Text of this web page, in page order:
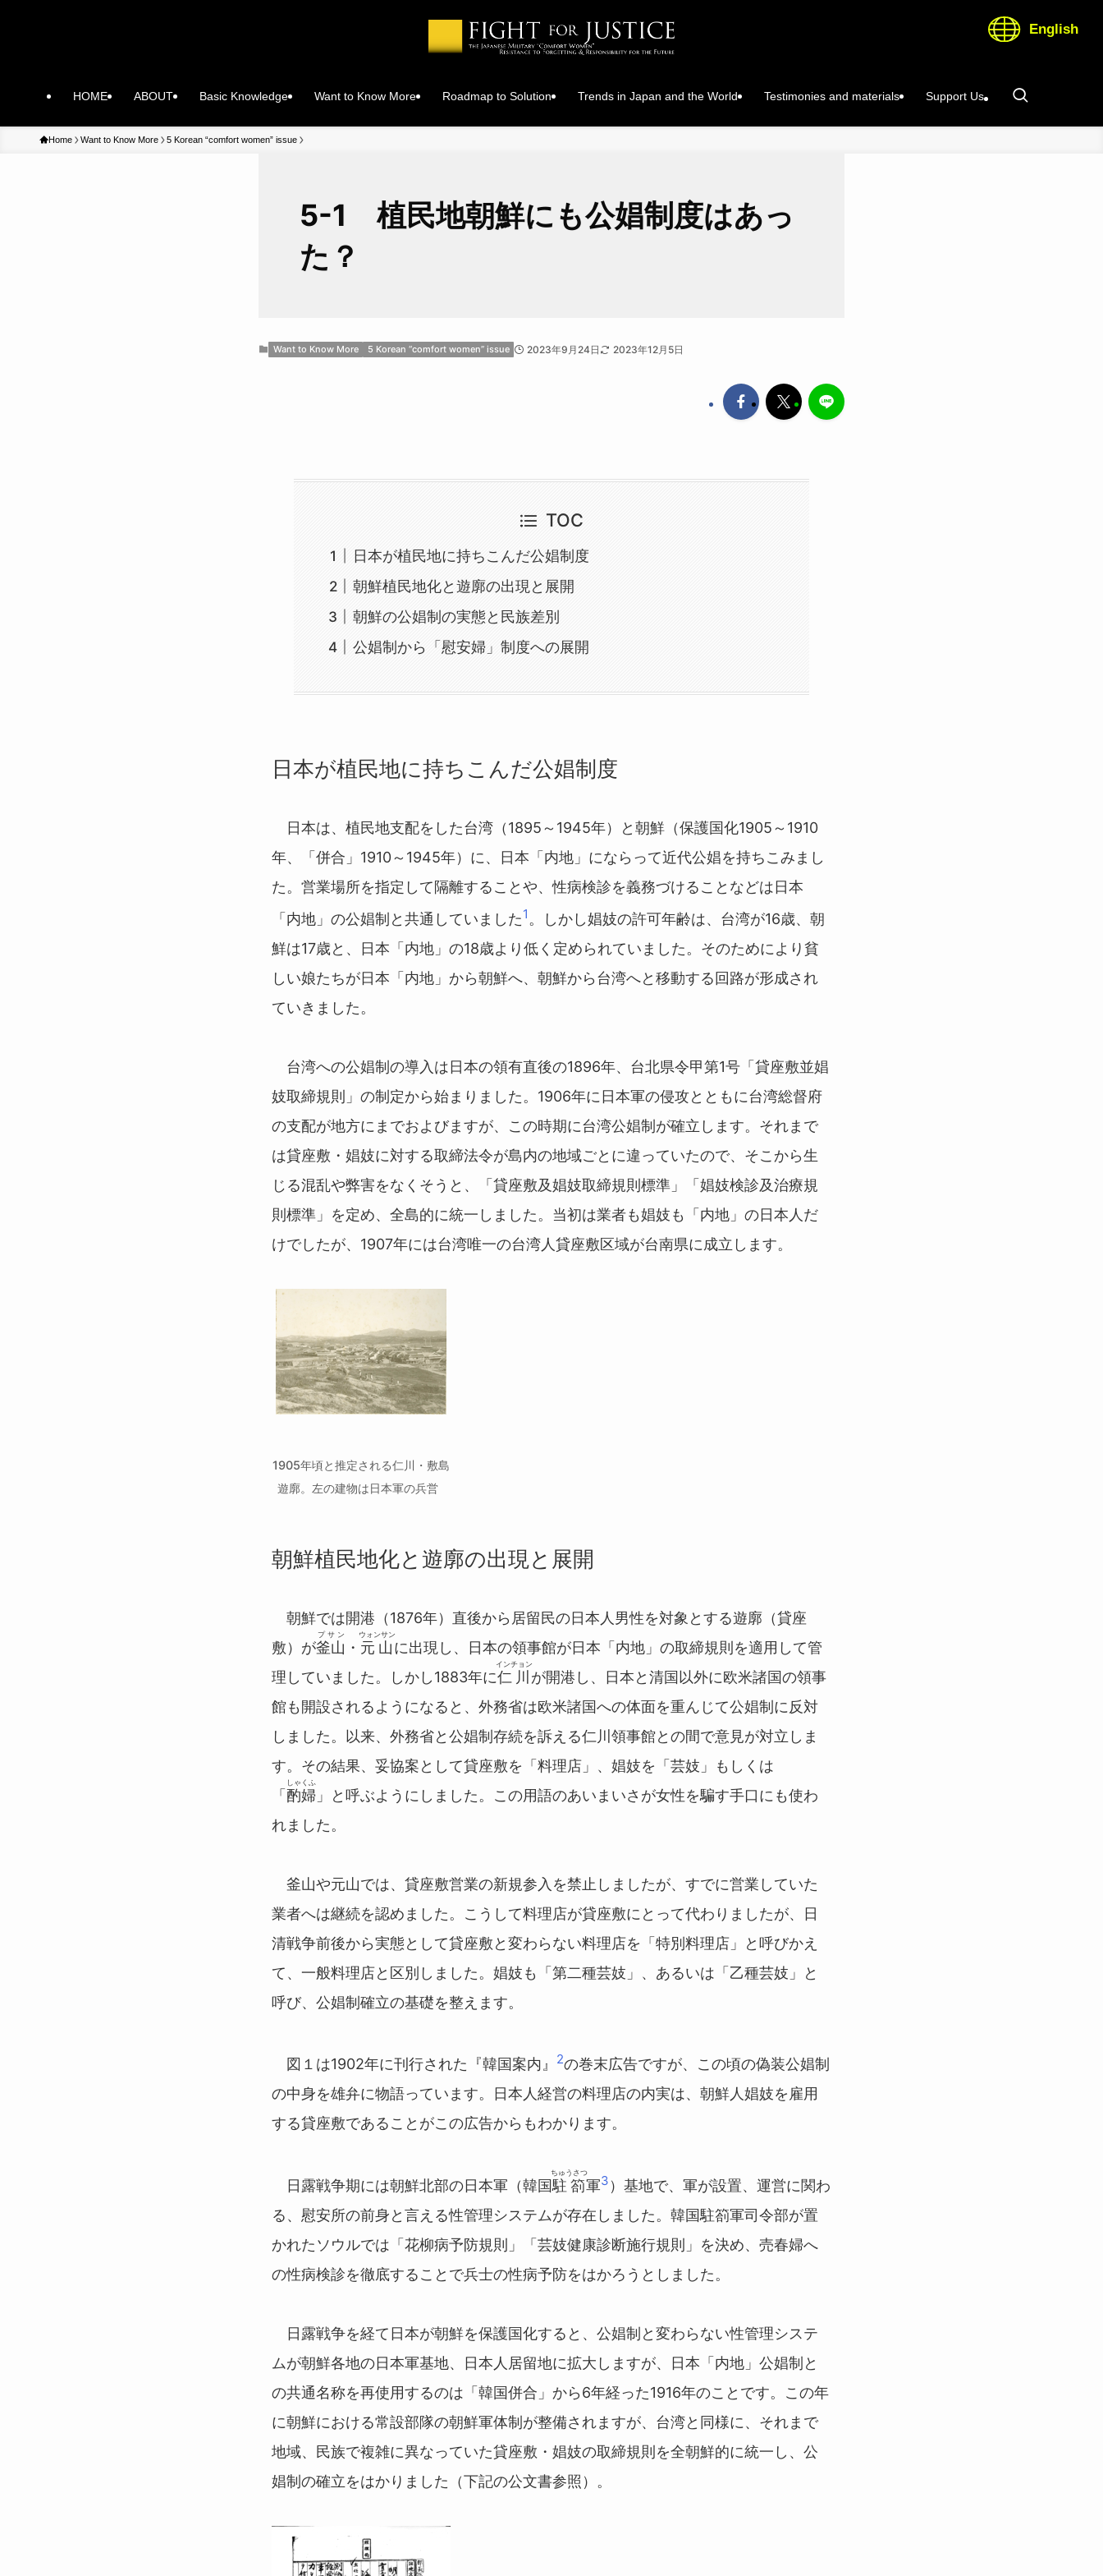
HOME ABOUT Basic Knowledge Want to Know More Roadmap to Solution Trends in Japan and the World Testimonies and materials Support Us
English
Home Want to Know More 5 Korean “comfort women” issue
5-1 植民地朝鮮にも公娼制度はあっ
た？
Want to Know More 5 Korean “comfort women” issue 2023年9月24日 2023年12月5日
TOC
日本が植民地に持ちこんだ公娼制度
朝鮮植民地化と遊廓の出現と展開
朝鮮の公娼制の実態と民族差別
公娼制から「慰安婦」制度への展開
日本が植民地に持ちこんだ公娼制度
日本は、植民地支配をした台湾（1895～1945年）と朝鮮（保護国化1905～1910
年、「併合」1910～1945年）に、日本「内地」にならって近代公娼を持ちこみまし
た。営業場所を指定して隔離することや、性病検診を義務づけることなどは日本
「内地」の公娼制と共通していました1。しかし娼妓の許可年齢は、台湾が16歳、朝
鮮は17歳と、日本「内地」の18歳より低く定められていました。そのためにより貧
しい娘たちが日本「内地」から朝鮮へ、朝鮮から台湾へと移動する回路が形成され
ていきました。
台湾への公娼制の導入は日本の領有直後の1896年、台北県令甲第1号「貸座敷並娼
妓取締規則」の制定から始まりました。1906年に日本軍の侵攻とともに台湾総督府
の支配が地方にまでおよびますが、この時期に台湾公娼制が確立します。それまで
は貸座敷・娼妓に対する取締法令が島内の地域ごとに違っていたので、そこから生
じる混乱や弊害をなくそうと、「貸座敷及娼妓取締規則標準」「娼妓検診及治療規
則標準」を定め、全島的に統一しました。当初は業者も娼妓も「内地」の日本人だ
けでしたが、1907年には台湾唯一の台湾人貸座敷区域が台南県に成立します。
1905年頃と推定される仁川・敷島
遊廓。左の建物は日本軍の兵営
朝鮮植民地化と遊廓の出現と展開
朝鮮では開港（1876年）直後から居留民の日本人男性を対象とする遊廓（貸座
敷）が釜山
プサン
・ 元山
ウォンサン
に出現し、日本の領事館が日本「内地」の取締規則を適用して管
理していました。しかし1883年に仁川
インチョン
が開港し、日本と清国以外に欧米諸国の領事
館も開設されるようになると、外務省は欧米諸国への体面を重んじて公娼制に反対
しました。以来、外務省と公娼制存続を訴える仁川領事館との間で意見が対立しま
す。その結果、妥協案として貸座敷を「料理店」、娼妓を「芸妓」もしくは
「 酌婦
しゃくふ
」と呼ぶようにしました。この用語のあいまいさが女性を騙す手口にも使わ
れました。
釜山や元山では、貸座敷営業の新規参入を禁止しましたが、すでに営業していた
業者へは継続を認めました。こうして料理店が貸座敷にとって代わりましたが、日
清戦争前後から実態として貸座敷と変わらない料理店を「特別料理店」と呼びかえ
て、一般料理店と区別しました。娼妓も「第二種芸妓」、あるいは「乙種芸妓」と
呼び、公娼制確立の基礎を整えます。
図１ は1902年に刊行された『韓国案内』 2の巻末広告ですが、この頃の偽装公娼制
の中身を雄弁に物語っています。日本人経営の料理店の内実は、朝鮮人娼妓を雇用
する貸座敷であることがこの広告からもわかります。
日露戦争期には朝鮮北部の日本軍（韓国駐箚
ちゅうさつ
軍3 ）基地で、軍が設置、運営に関わ
る、慰安所の前身と言える性管理システムが存在しました。韓国駐箚軍司令部が置
かれたソウルでは「花柳病予防規則」「芸妓健康診断施行規則」を決め、売春婦へ
の性病検診を徹底することで兵士の性病予防をはかろうとしました。
日露戦争を経て日本が朝鮮を保護国化すると、公娼制と変わらない性管理システ
ムが朝鮮各地の日本軍基地、日本人居留地に拡大しますが、日本「内地」公娼制と
の共通名称を再使用するのは「韓国併合」から6年経った1916年のことです。この年
に朝鮮における常設部隊の朝鮮軍体制が整備されますが、台湾と同様に、それまで
地域、民族で複雑に異なっていた貸座敷・娼妓の取締規則を全朝鮮的に統一し、公
娼制の確立をはかりました （下記の公文書参照） 。